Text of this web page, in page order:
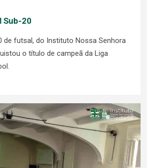
Sub-20
de futsal, do Instituto Nossa Senhora
o título de campeã da Liga